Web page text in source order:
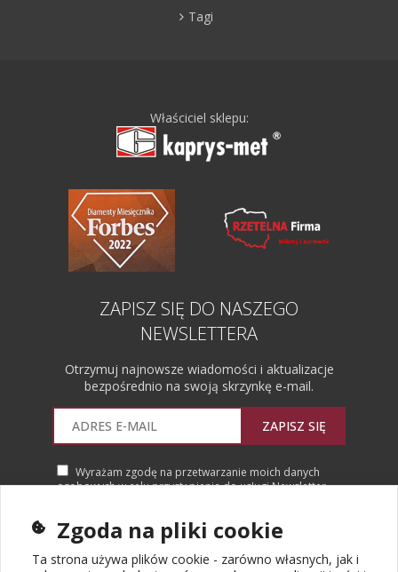
Tagi
Właściciel sklepu:
ZAPISZ SIĘ DO NASZEGO
NEWSLETTERA
Otrzymuj najnowsze wiadomości i aktualizacje
bezpośrednio na swoją skrzynkę e-mail.
ZAPISZ SIĘ
Wyrażam zgodę na przetwarzanie moich danych
osobowych w celu przystąpienia do usługi Newsletter.
Zgoda na pliki cookie
Ta strona używa plików cookie - zarówno własnych, jak i